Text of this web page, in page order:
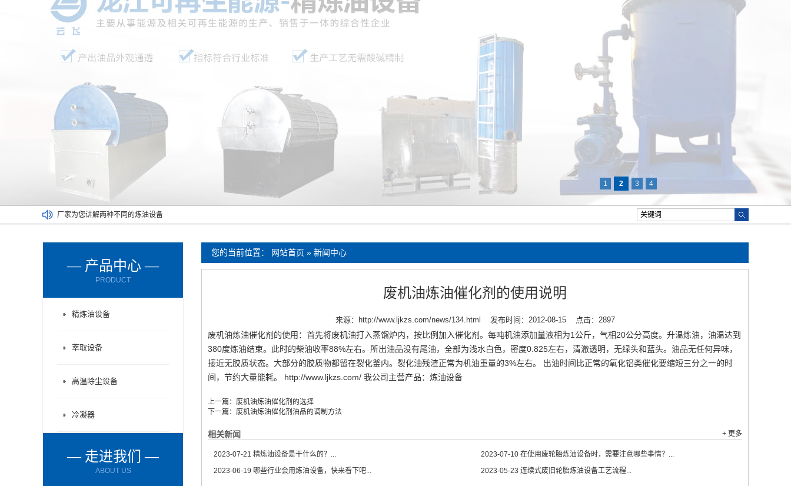
1 2 3 4
厂家为您讲解两种不同的炼油设备
废轮胎炼油设备的进料方式有哪些？
您的当前位置： 网站首页 » 新闻中心
废机油炼油催化剂的使用说明
来源： http://www.ljkzs.com/news/134.html 发布时间：2012-08-15 点击：2897
废机油炼油催化剂的使用：首先将废机油打入蒸馏炉内，按比例加入催化剂。每吨机油添加量液相为1公斤，气相20公分高度。升温炼油，油温达到
380度炼油结束。此时的柴油收率88%左右。所出油品没有尾油，全部为浅水白色，密度0.825左右，清澈透明，无绿头和蓝头。油品无任何异味，
接近无胶质状态。大部分的胶质物都留在裂化釜内。裂化油残渣正常为机油重量的3%左右。 出油时间比正常的氧化铝类催化要缩短三分之一的时
间，节约大量能耗。 http://www.ljkzs.com/ 我公司主营产品：炼油设备
上一篇： 废机油炼油催化剂的选择
下一篇： 废机油炼油催化剂油品的调制方法
相关新闻 + 更多
2023-07-21 精炼油设备是干什么的？... 2023-07-10 在使用废轮胎炼油设备时，需要注意哪些事情？...
2023-06-19 哪些行业会用炼油设备，快来看下吧... 2023-05-23 连续式废旧轮胎炼油设备工艺流程...
— 产品中心 —
PRODUCT
精炼油设备
萃取设备
高温除尘设备
冷凝器
— 走进我们 —
ABOUT US